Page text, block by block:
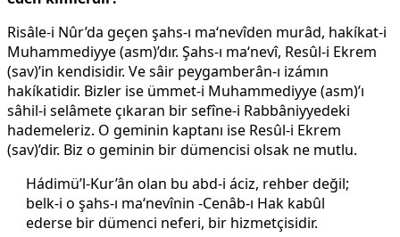
Risâle-i Nûr’da geçen şahs-ı ma‘nevîden murâd, hakíkat-i
Muhammediyye (asm)’dır. Şahs-ı ma‘nevî, Resûl-i Ekrem
(sav)’in kendisidir. Ve sâir peygamberân-ı izámın
hakíkatidir. Bizler ise ümmet-i Muhammediyye (asm)’ı
sâhil-i selâmete çıkaran bir sefîne-i Rabbâniyyedeki
hademeleriz. O geminin kaptanı ise Resûl-i Ekrem
(sav)’dir. Biz o geminin bir dümencisi olsak ne mutlu.
Hádimü’l-Kur’ân olan bu abd-i áciz, rehber değil;
belk-i o şahs-ı ma‘nevînin -Cenâb-ı Hak kabûl
ederse bir dümenci neferi, bir hizmetçisidir.